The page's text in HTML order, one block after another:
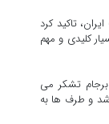
تاکید کرد
کلیدی و مهم
برجام تشکر می
و طرف ها به